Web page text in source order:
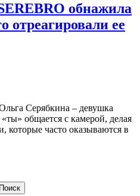
обнажила
отреагировали ее
Серябкина – девушка
общается с камерой, делая
которые часто оказываются в
Поиск